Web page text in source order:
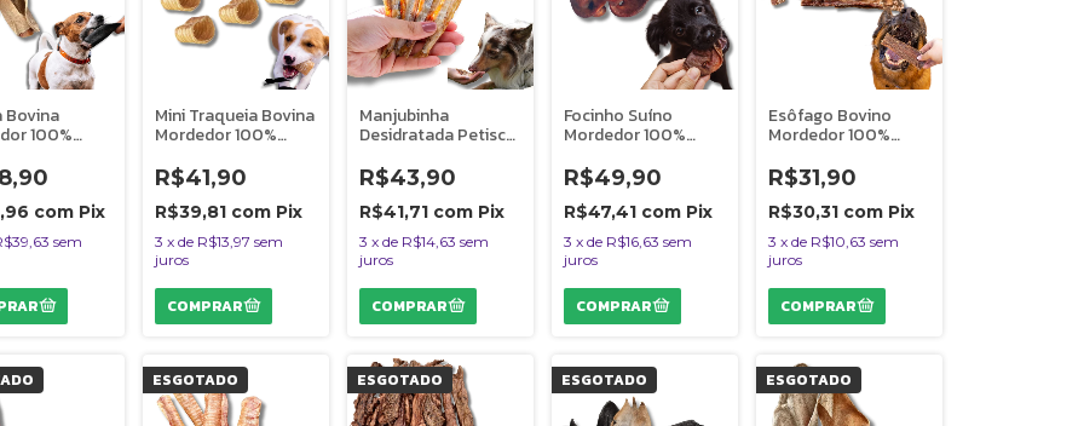
Bovina
100%
do Mato
com Pix
sem
Mini Traqueia Bovina
Mordedor 100%
Uni Bicho do Mato
R$41,90
R$39,81 com Pix
3 x de R$13,97 sem
juros
Manjubinha
Desidratada Petisco
Cães Gatos 50g
Bicho do Mato
R$43,90
R$41,71 com Pix
3 x de R$14,63 sem
juros
Focinho Suíno
Mordedor 100%
150g Bicho do Mato
R$49,90
R$47,41 com Pix
3 x de R$16,63 sem
juros
Esôfago Bovino
Mordedor 100%
50g Bicho do Mato
R$31,90
R$30,31 com Pix
3 x de R$10,63 sem
juros
ESGOTADO ESGOTADO ESGOTADO ESGOTADO